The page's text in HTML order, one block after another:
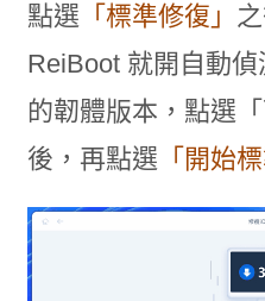
點選 「標準修復」
ReiBoot 就開自動
的韌體版本，點選
後，再點選 「開始